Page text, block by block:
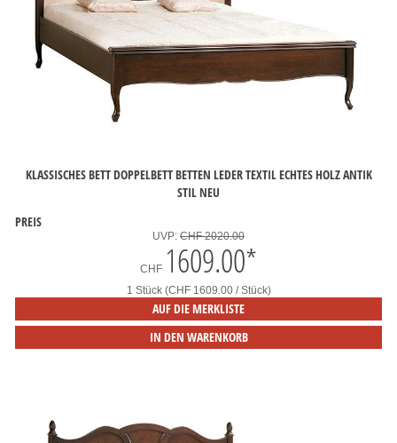
KLASSISCHES BETT DOPPELBETT BETTEN LEDER TEXTIL ECHTES HOLZ ANTIK
STIL NEU
PREIS
UVP: CHF 2020.00
CHF 1609.00*
1 Stück (CHF 1609.00 / Stück)
AUF DIE MERKLISTE
IN DEN WARENKORB